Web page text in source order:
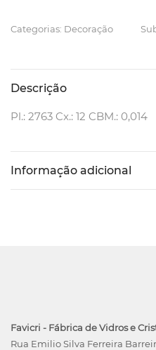
Categorias: Decoração
Descrição
Pl.: 2763 Cx.: 12 CBM.: 0,014
Informação adicional
Favicri - Fábrica de Vidros e
Rua Emilio Silva Ferreira